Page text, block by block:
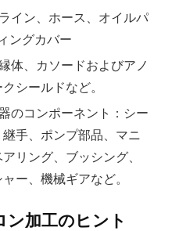
イン、ホース、オイルパ
ングカバー
体、カソードおよびアノ
シールドなど。
のコンポーネント：シー
手、ポンプ部品、マニ
リング、ブッシング、
ー、機械ギアなど。
ン加工のヒント